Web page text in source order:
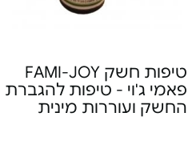
טיפות חשק FAMI-JOY
פאמי ג'וי - טיפות להגברת
החשק ועוררות מינית